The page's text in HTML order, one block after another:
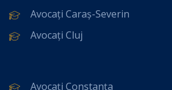
Avocați Caraș-Severin
Avocați Cluj
Avocați Constanța